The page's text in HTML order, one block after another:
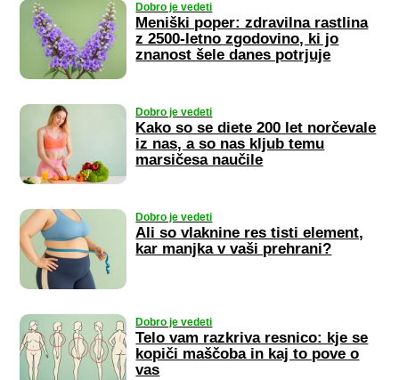
Dobro je vedeti
Meniški poper: zdravilna rastlina
z 2500-letno zgodovino, ki jo
znanost šele danes potrjuje
Dobro je vedeti
Kako so se diete 200 let norčevale
iz nas, a so nas kljub temu
marsičesa naučile
Dobro je vedeti
Ali so vlaknine res tisti element,
kar manjka v vaši prehrani?
Dobro je vedeti
Telo vam razkriva resnico: kje se
kopiči maščoba in kaj to pove o
vas